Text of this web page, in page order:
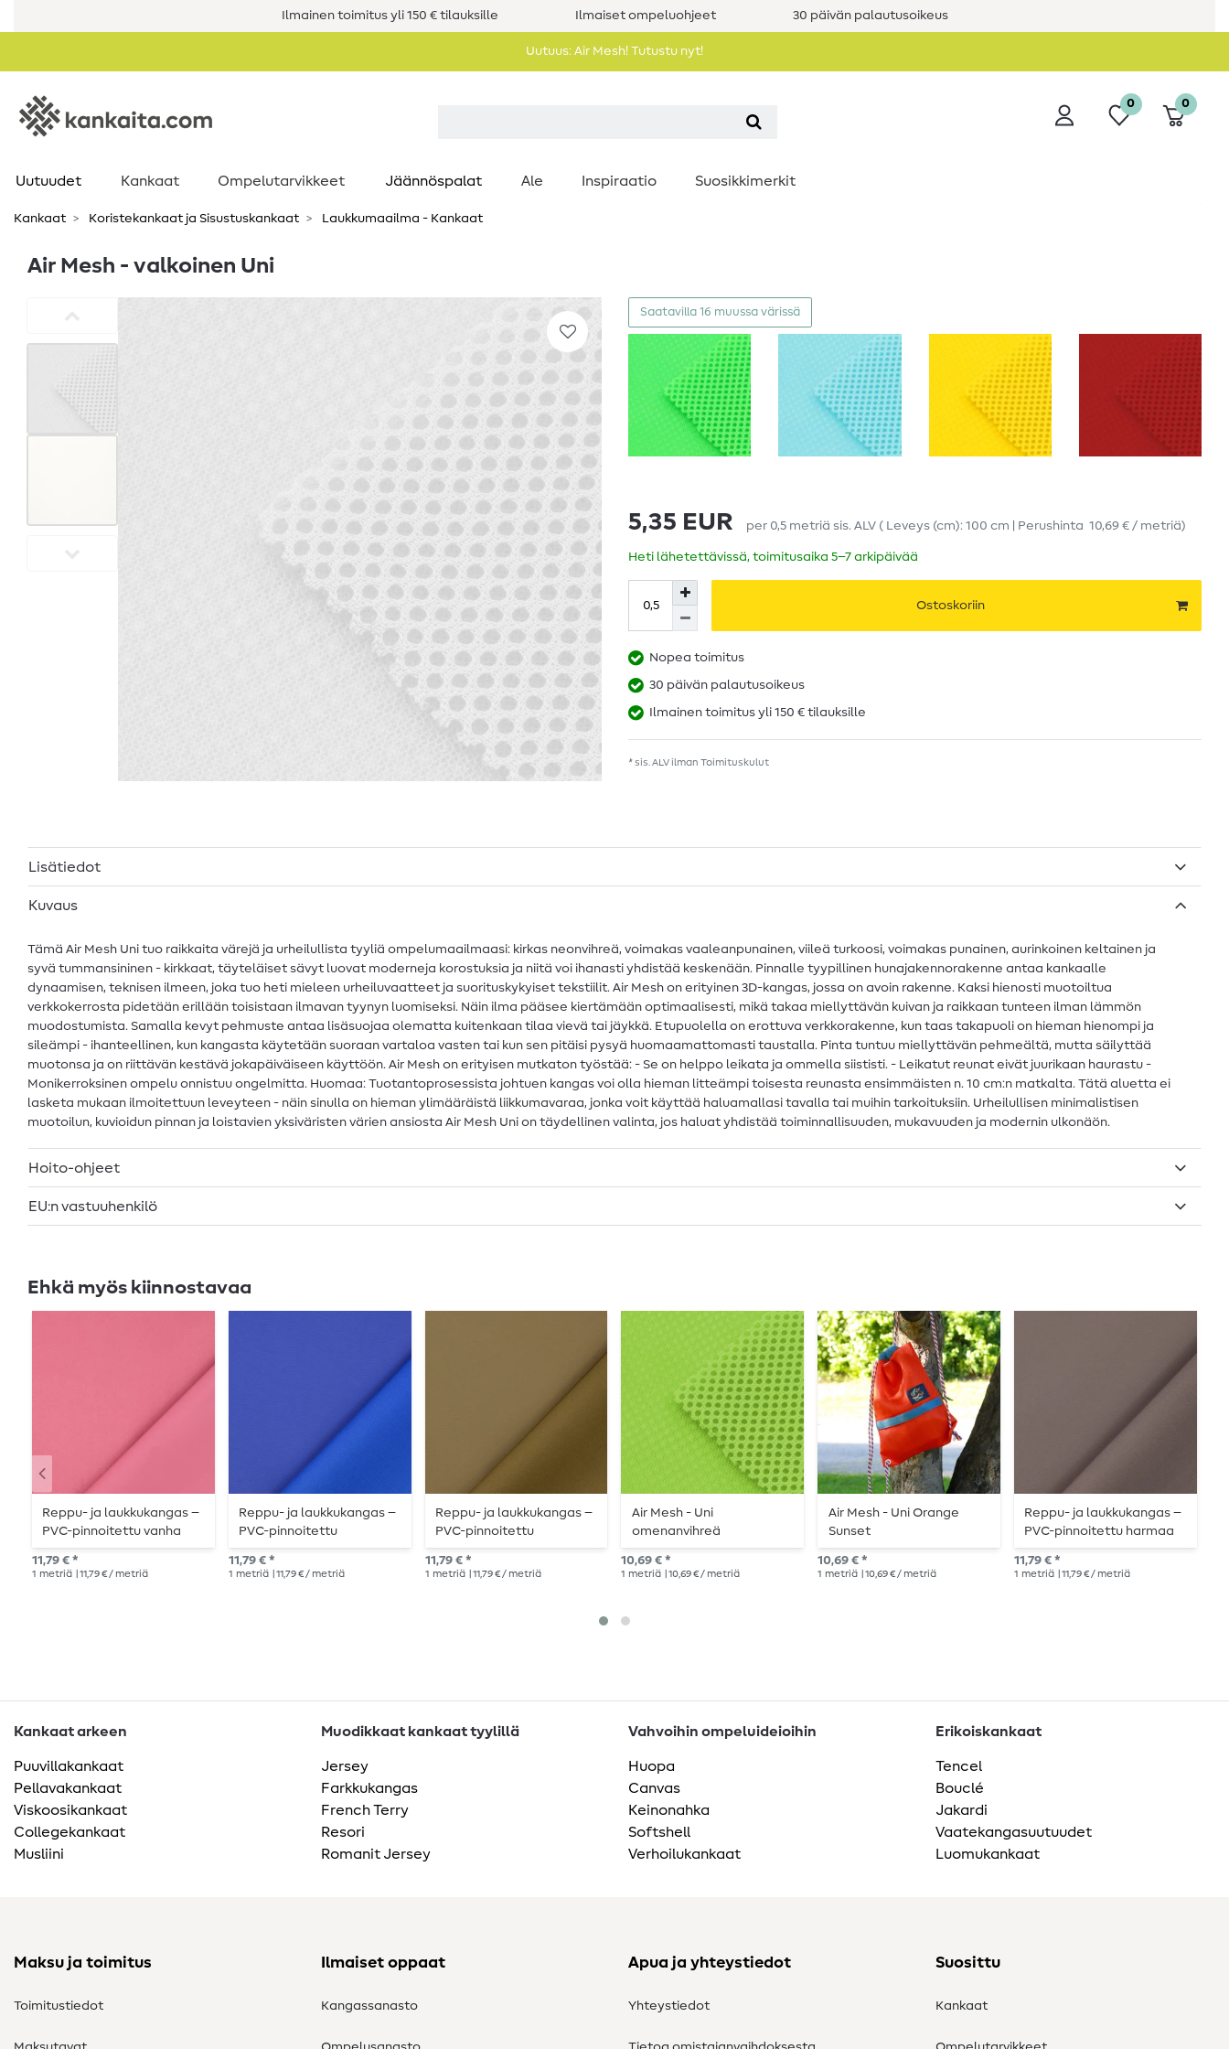
Ilmainen toimitus yli 150 € tilauksille Ilmaiset ompeluohjeet 30 päivän palautusoikeus
Uutuus: Air Mesh! Tutustu nyt!
0 0
Uutuudet Kankaat Ompelutarvikkeet Jäännöspalat Ale Inspiraatio Suosikkimerkit
Kankaat Koristekankaat ja Sisustuskankaat Laukkumaailma - Kankaat
Air Mesh - valkoinen Uni
Saatavilla 16 muussa värissä
5,35 EUR per 0,5 metriä sis. ALV ( Leveys (cm): 100 cm | Perushinta 10,69 € / metriä)
Heti lähetettävissä, toimitusaika 5–7 arkipäivää
Ostoskoriin
Nopea toimitus
30 päivän palautusoikeus
Ilmainen toimitus yli 150 € tilauksille
* sis. ALV ilman Toimituskulut
Lisätiedot
Kuvaus
Tämä Air Mesh Uni tuo raikkaita värejä ja urheilullista tyyliä ompelumaailmaasi: kirkas neonvihreä, voimakas vaaleanpunainen, viileä turkoosi, voimakas punainen, aurinkoinen keltainen ja
syvä tummansininen - kirkkaat, täyteläiset sävyt luovat moderneja korostuksia ja niitä voi ihanasti yhdistää keskenään. Pinnalle tyypillinen hunajakennorakenne antaa kankaalle
dynaamisen, teknisen ilmeen, joka tuo heti mieleen urheiluvaatteet ja suorituskykyiset tekstiilit. Air Mesh on erityinen 3D-kangas, jossa on avoin rakenne. Kaksi hienosti muotoiltua
verkkokerrosta pidetään erillään toisistaan ilmavan tyynyn luomiseksi. Näin ilma pääsee kiertämään optimaalisesti, mikä takaa miellyttävän kuivan ja raikkaan tunteen ilman lämmön
muodostumista. Samalla kevyt pehmuste antaa lisäsuojaa olematta kuitenkaan tilaa vievä tai jäykkä. Etupuolella on erottuva verkkorakenne, kun taas takapuoli on hieman hienompi ja
sileämpi - ihanteellinen, kun kangasta käytetään suoraan vartaloa vasten tai kun sen pitäisi pysyä huomaamattomasti taustalla. Pinta tuntuu miellyttävän pehmeältä, mutta säilyttää
muotonsa ja on riittävän kestävä jokapäiväiseen käyttöön. Air Mesh on erityisen mutkaton työstää: - Se on helppo leikata ja ommella siististi. - Leikatut reunat eivät juurikaan haurastu -
Monikerroksinen ompelu onnistuu ongelmitta. Huomaa: Tuotantoprosessista johtuen kangas voi olla hieman litteämpi toisesta reunasta ensimmäisten n. 10 cm:n matkalta. Tätä aluetta ei
lasketa mukaan ilmoitettuun leveyteen - näin sinulla on hieman ylimääräistä liikkumavaraa, jonka voit käyttää haluamallasi tavalla tai muihin tarkoituksiin. Urheilullisen minimalistisen
muotoilun, kuvioidun pinnan ja loistavien yksiväristen värien ansiosta Air Mesh Uni on täydellinen valinta, jos haluat yhdistää toiminnallisuuden, mukavuuden ja modernin ulkonäön.
Hoito-ohjeet
EU:n vastuuhenkilö
Ehkä myös kiinnostavaa
Reppu- ja laukkukangas –
PVC-pinnoitettu vanha
roosa
11,79 € *
1 metriä | 11,79 € / metriä
Reppu- ja laukkukangas –
PVC-pinnoitettu
kuninkaansininen
11,79 € *
1 metriä | 11,79 € / metriä
Reppu- ja laukkukangas –
PVC-pinnoitettu
oliivinvihreä
11,79 € *
1 metriä | 11,79 € / metriä
Air Mesh - Uni
omenanvihreä
10,69 € *
1 metriä | 10,69 € / metriä
Air Mesh - Uni Orange
Sunset
10,69 € *
1 metriä | 10,69 € / metriä
Reppu- ja laukkukangas –
PVC-pinnoitettu harmaa
11,79 € *
1 metriä | 11,79 € / metriä
Kankaat arkeen
Puuvillakankaat
Pellavakankaat
Viskoosikankaat
Collegekankaat
Musliini
Muodikkaat kankaat tyylillä
Jersey
Farkkukangas
French Terry
Resori
Romanit Jersey
Vahvoihin ompeluideioihin
Huopa
Canvas
Keinonahka
Softshell
Verhoilukankaat
Erikoiskankaat
Tencel
Bouclé
Jakardi
Vaatekangasuutuudet
Luomukankaat
Maksu ja toimitus
Toimitustiedot
Ilmaiset oppaat
Kangassanasto
Apua ja yhteystiedot
Yhteystiedot
Suosittu
Kankaat